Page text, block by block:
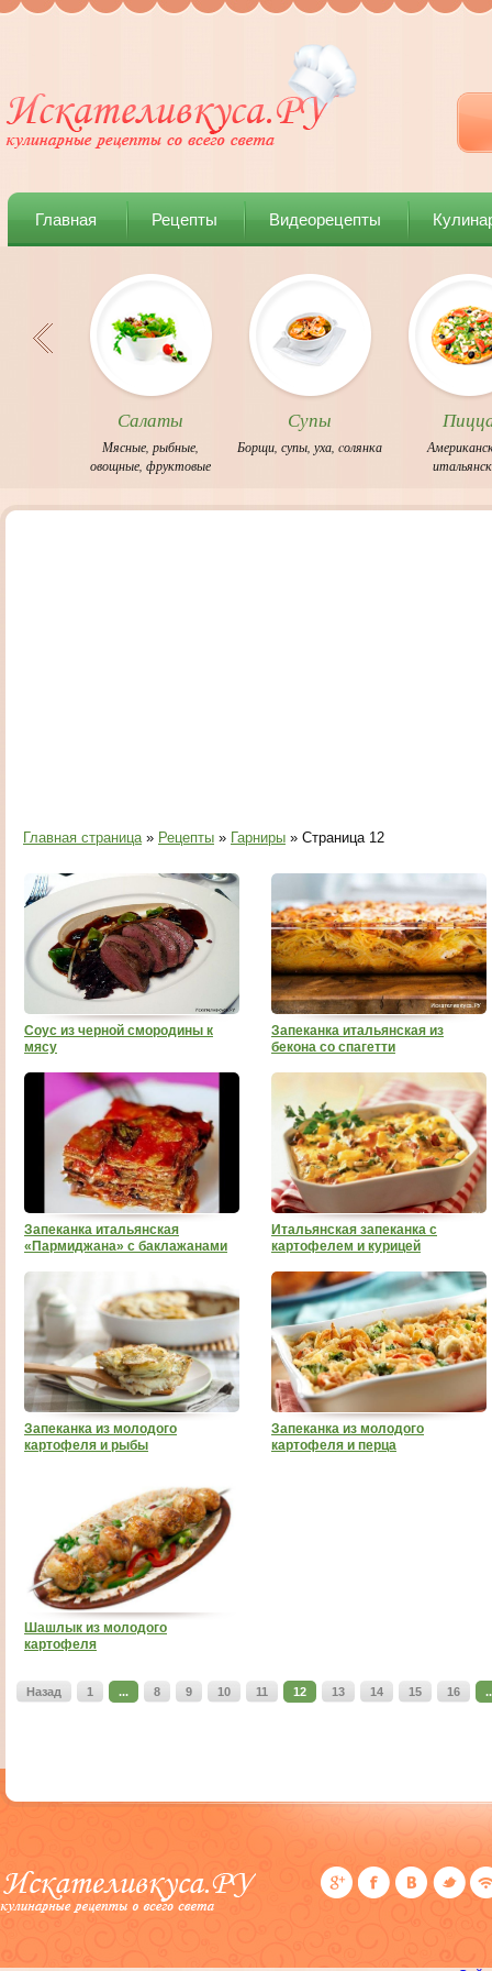
Главная Рецепты Видеорецепты
Салаты
Мясные ,рыбные
овощные ,фруктовые
Супы
Борщи ,супы ,уха ,cолянка
Главная страница» Рецепты » Гарниры » Страница 12
Соус из черной смородины к
мясу
Запеканка итальянская из
бекона со спагетти
Запеканка итальянская
«Пармиджана» с баклажанами
Итальянская запеканка с
картофелем и курицей
Запеканка из молодого
картофеля и рыбы
Запеканка из молодого
картофеля и перца
Шашлык из молодого
картофеля
Назад 1 ... 8 9 10 11 12 13 14 15 16